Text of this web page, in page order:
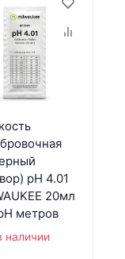
pH 4.01
20мл
метров
наличии